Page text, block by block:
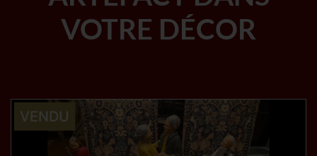
VOTRE DÉCOR
VENDU